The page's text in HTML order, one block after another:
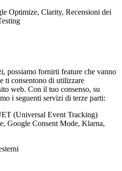
Optimize, Clarity, Recensioni dei
possiamo fornirti feature che vanno
ti consentono di utilizzare
web. Con il tuo consenso, su
i seguenti servizi di terze parti:
(Universal Event Tracking)
Google Consent Mode, Klarna,